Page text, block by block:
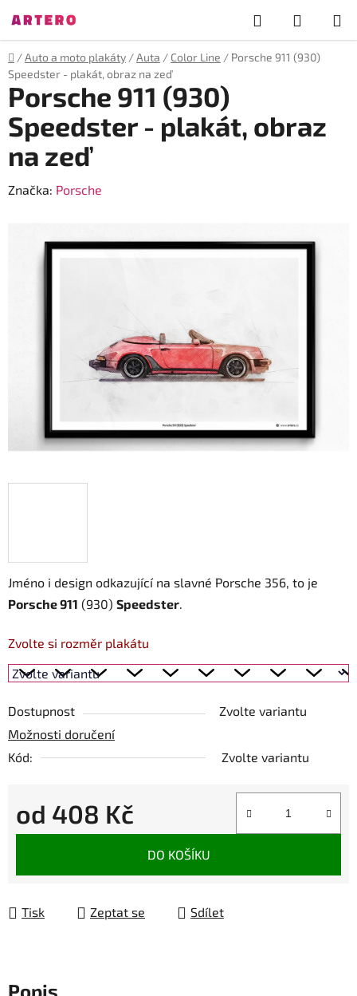
na
obsah
Hledat
KOŠÍK
Domů
/Auto a moto plakáty /Auta / Color Line / Porsche 911 (930)
Speedster - plakát, obraz na zeď
Jméno i design odkazující na slavné Porsche 356, to je
Porsche 911 (930) Speedster.
Zvolte si rozměr plakátu
Dostupnost
Zvolte variantu
Možnosti doručení
Kód:
Zvolte variantu
od 408 Kč
Měrná cena:
DO KOŠÍKU
Tisk Zeptat se Sdílet
Porsche 911 (930)
Speedster - plakát, obraz
na zeď
Značka: Porsche
Popis